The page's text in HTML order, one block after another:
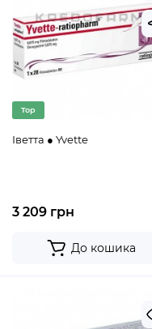
Top
Іветта ● Yvette
3 209 грн
До кошика